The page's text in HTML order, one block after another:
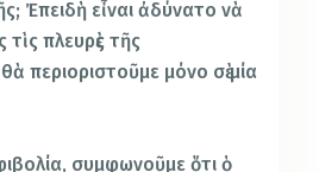
Ἐπειδὴ εἶναι ἀδύνατο νὰ
πλευρὲς τῆς
περιοριστοῦμε μόνο σὲ μία
συμφωνοῦμε ὅτι ὁ